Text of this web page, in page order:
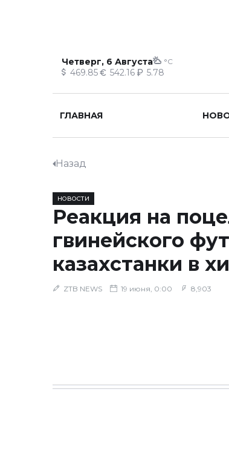
Четверг, 6 Августа °C
469.85 542.16 5.78
ГЛАВНАЯ
Назад
НОВОСТИ
Реакция на
гвинейского
казахстанки в
ZTB NEWS 19 июня, 0:00 8,903